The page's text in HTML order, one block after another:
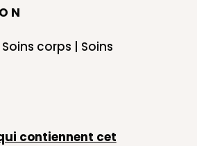
N
corps | Soins
contiennent cet